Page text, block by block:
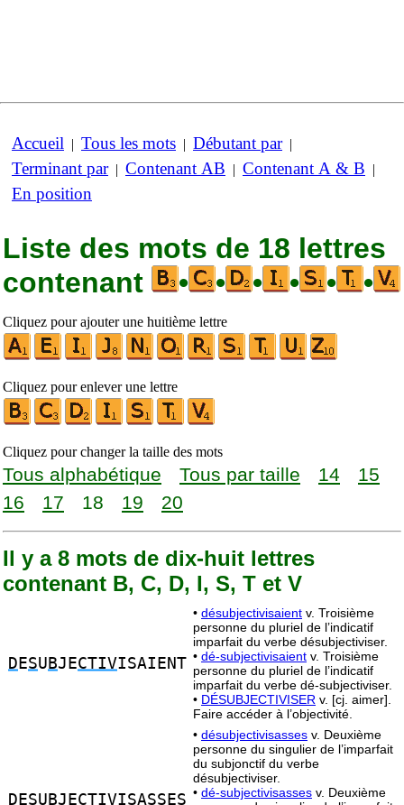
Accueil | Tous les mots | Débutant par|
Terminant par| Contenant AB | Contenant A & B |
En position
Liste des mots de 18 lettres
contenant
• • • • • •
Cliquez pour ajouter une huitième lettre
Cliquez pour enlever une lettre
Cliquez pour changer la taille des mots
Tous alphabétique Tous par taille 14
15
16
17 18 19 20
Il y a 8 mots de dix-huit lettres
contenant B, C, D, I, S, T et V
D ESU BJECTIVISAIENT
• désubjectivisaient v. Troisième
personne du pluriel de l’indicatif
imparfait du verbe désubjectiviser.
• dé-subjectivisaient v. Troisième
personne du pluriel de l’indicatif
imparfait du verbe dé-subjectiviser.
• DÉSUBJECTIVISER v. [cj. aimer].
Faire accéder à l’objectivité.
D ESU BJECTIVISASSES
• désubjectivisasses v. Deuxième
personne du singulier de l’imparfait
du subjonctif du verbe
désubjectiviser.
• dé-subjectivisasses v. Deuxième